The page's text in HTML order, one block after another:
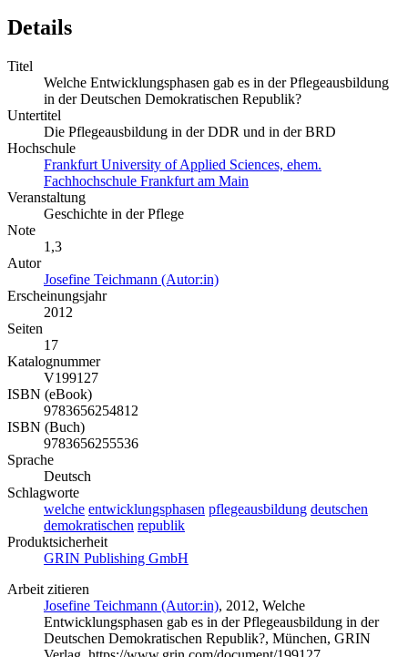
Details
Titel
Welche Entwicklungsphasen gab es in der Pflegeausbildung
in der Deutschen Demokratischen Republik?
Untertitel
Die Pflegeausbildung in der DDR und in der BRD
Hochschule
Frankfurt University of Applied Sciences, ehem.
Fachhochschule Frankfurt am Main
Veranstaltung
Geschichte in der Pflege
Note
1,3
Autor
Josefine Teichmann (Autor:in)
Erscheinungsjahr
2012
Seiten
17
Katalognummer
V199127
ISBN (eBook)
9783656254812
ISBN (Buch)
9783656255536
Sprache
Deutsch
Schlagworte
welche entwicklungsphasen pflegeausbildung deutschen
demokratischen republik
Produktsicherheit
GRIN Publishing GmbH
Arbeit zitieren
Josefine Teichmann (Autor:in), 2012, Welche
Entwicklungsphasen gab es in der Pflegeausbildung in der
Deutschen Demokratischen Republik?, München, GRIN